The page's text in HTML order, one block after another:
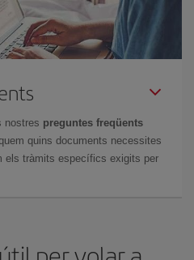
nostres preguntes freqüents
quins documents necessites
els tràmits específics exigits per